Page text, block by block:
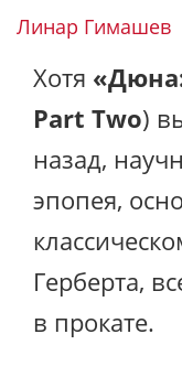
Линар Гимашев
Хотя
Part Two)
назад,
эпопея,
Герберта,
в прокате.